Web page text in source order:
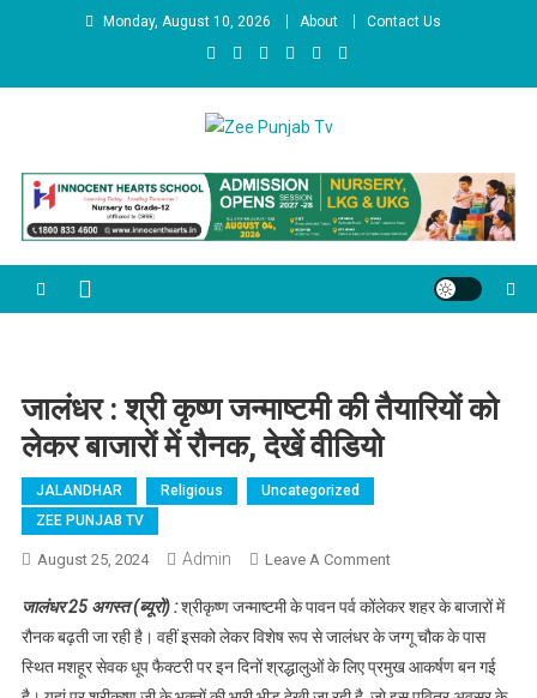
Skip to contentMonday, August 10, 2026 About Contact Us
Zee Punjab Tv
जालंधर : श्री कृष्ण जन्माष्टमी की तैयारियों को
लेकर बाजारों में रौनक, देखें वीडियो
JALANDHAR Religious
Uncategorized
ZEE PUNJAB TV
August 25, 2024 Admin Leave A CommentOn जालंधर : श्री कृष्ण
को लेकर बाजारों में
रौनक, देखें वीडियो
जालंधर 25 अगस्त (ब्यूरो) :श्रीकृष्ण जन्माष्टमी के पावन पर्व कोंलेकर शहर के बाजारों में
रौनक बढ़ती जा रही है। वहीं इसको लेकर विशेष रूप से जालंधर के जग्गू चौक के पास
स्थित मशहूर सेवक धूप फैक्टरी पर इन दिनों श्रद्धालुओं के लिए प्रमुख आकर्षण बन गई